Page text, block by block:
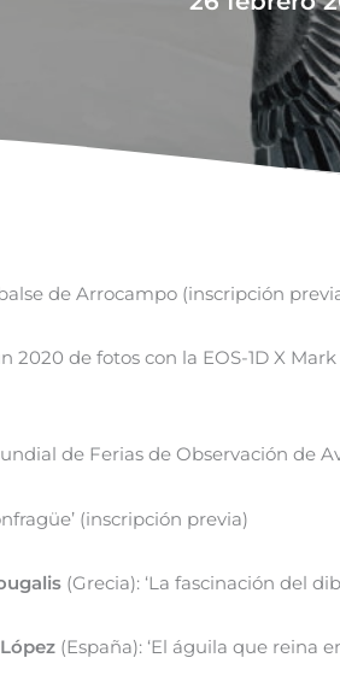
de Arrocampo (inscripción
2020 de fotos con la EOS-1D X Mark
de Ferias de Observación de
(inscripción previa)
(Grecia): ‘La fascinación del
(España): ‘El águila que reina